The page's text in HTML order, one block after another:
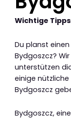
Wichtige
Du planst
Bydgoszcz?
unterstützen
einige
Bydgoszcz
Bydgoszcz,